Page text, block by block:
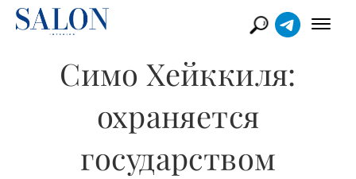
Симо Хейккиля:
охраняется
государством